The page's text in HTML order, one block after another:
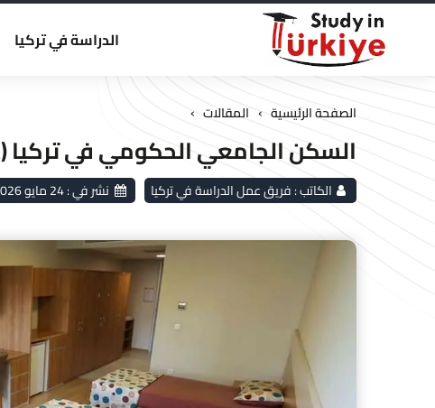
الدراسة في تركيا
الصفحة الرئيسية › المقالات ›
السكن الجامعي الحكومي في تركيا (KYK)
الكاتب :فريق عمل الدراسة في تركيا نشر في :24 مايو 2026